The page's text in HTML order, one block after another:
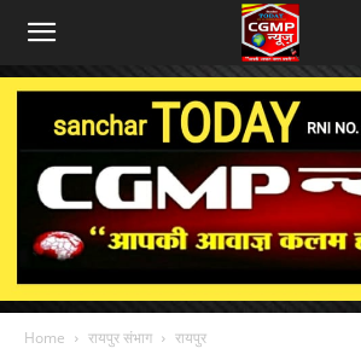
Home रायपुर संभाग रायपुर